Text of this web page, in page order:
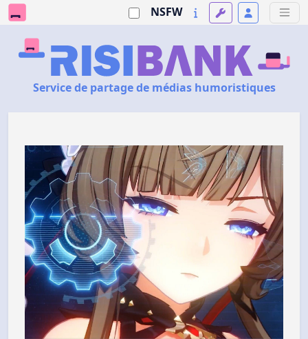
NSFW
Service de partage de médias humoristiques